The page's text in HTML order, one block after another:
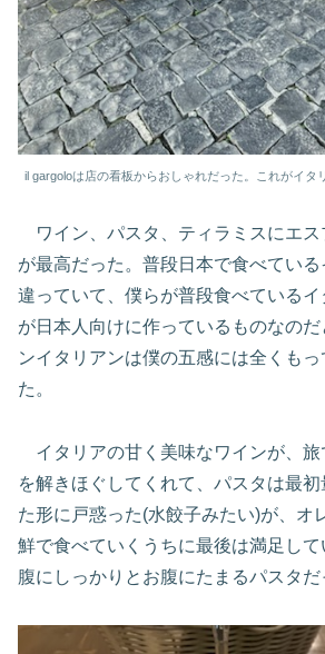
il gargoloは店の看板からおしゃれだった。これがイタ
ワイン、パスタ、ティラミスにエス
が最高だった。普段日本で食べてい
違っていて、僕らが普段食べているイ
が日本人向けに作っているものなの
ンイタリアンは僕の五感には全くも
た。
イタリアの甘く美味なワインが、旅
を解きほぐしてくれて、パスタは最
た形に戸惑った(水餃子みたい)が、オ
鮮で食べていくうちに最後は満足し
腹にしっかりとお腹にたまるパスタだ